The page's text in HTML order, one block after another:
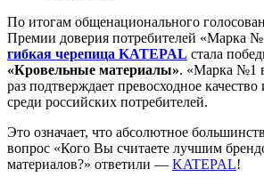
По итогам общенационального
Премии доверия потребителей «Марка
гибкая черепица KATEPAL стала
«Кровельные материалы». «Марка №1
раз подтверждает превосходное
среди российских потребителей.
Это означает, что абсолютное
вопрос «Кого Вы считаете лучшим
материалов?» ответили — KATEPAL!